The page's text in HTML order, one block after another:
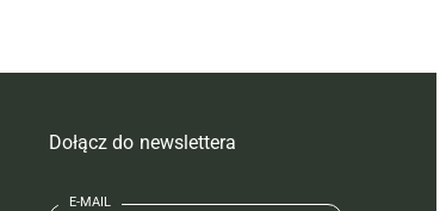
Dołącz do newslettera
E-MAIL